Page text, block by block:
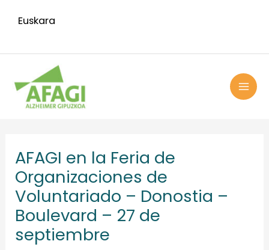
Euskara
AFAGI en la Feria de
Organizaciones de
Voluntariado – Donostia –
Boulevard – 27 de
septiembre
entradas